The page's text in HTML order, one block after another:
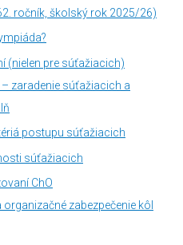
ročník, školský rok 2025/26)
(nielen pre súťažiacich)
– zaradenie súťažiacich a
postupu súťažiacich
súťažiacich
ChO
organizačné zabezpečenie kôl